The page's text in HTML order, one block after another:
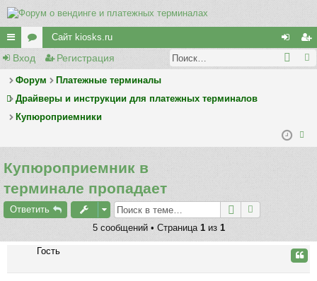
с
ы
лк
и
ор
у
м
ы
Сайт kiosks.ru
хо
ег
Вход Регистрация
Форум
Платежные терминалы
Драйверы и инструкции для платежных терминалов
Купюроприемники
Купюроприемник в
терминале пропадает
Ответить
5 сообщений • Страница 1из 1
Гость